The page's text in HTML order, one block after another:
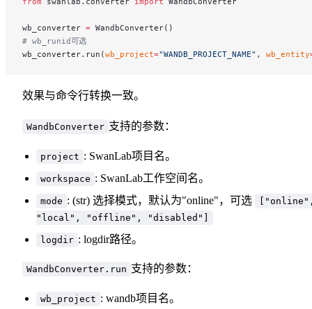
wb_converter = WandbConverter()
# wb_runid可选
wb_converter.run(wb_project="WANDB_PROJECT_NAME" , wb_entity
效果与命令行转换一致。
WandbConverter 支持的参数：
project : SwanLab项目名。
workspace : SwanLab工作空间名。
mode : (str) 选择模式，默认为"online"，可选
"local", "offline", "disabled"]
logdir : logdir路径。
WandbConverter.run 支持的参数：
wb_project : wandb项目名。